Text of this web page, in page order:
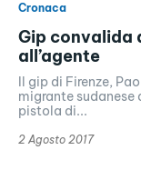
Cronaca
Gip convalida
all’agente
Il gip di Firenze,
migrante sudanese
pistola di...
2 Agosto 2017